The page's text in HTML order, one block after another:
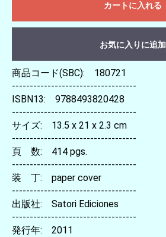
カートに入れる
お気に入りに追加
商品コード(SBC): 180721
-----------------------------------
ISBN13: 9788493820428
-----------------------------------
サイズ: 13.5 x 21 x 2.3 cm
-----------------------------------
頁 数: 414 pgs.
-----------------------------------
装 丁: paper cover
-----------------------------------
出版社: Satori Ediciones
-----------------------------------
発行年: 2011